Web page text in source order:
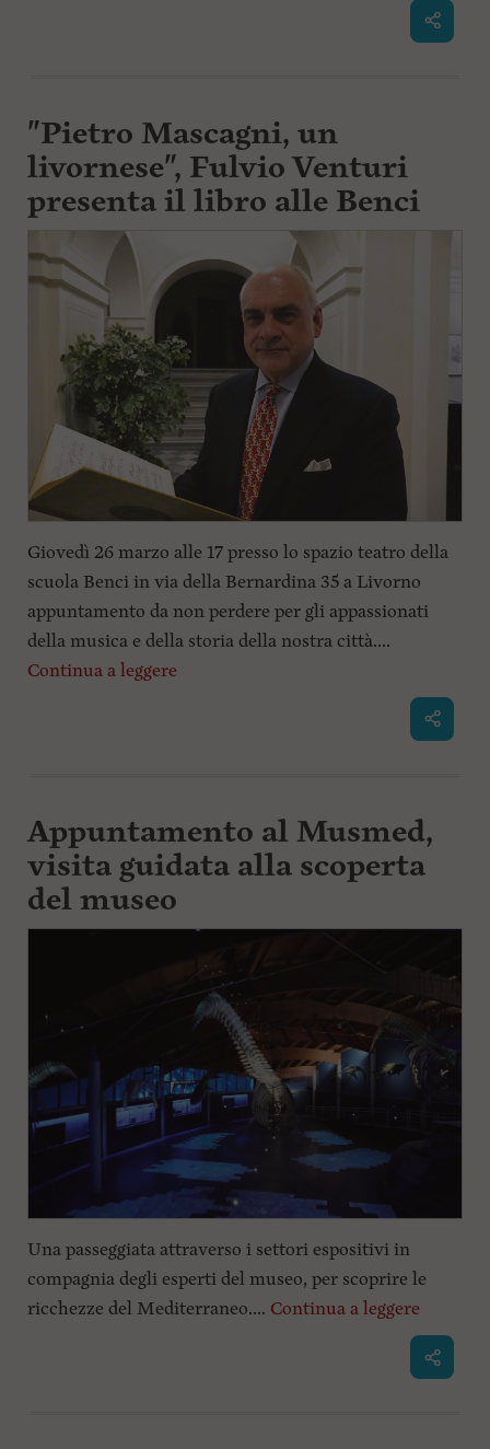
"Pietro Mascagni, un
livornese", Fulvio Venturi
presenta il libro alle Benci
Giovedì 26 marzo alle 17 presso lo spazio teatro della
scuola Benci in via della Bernardina 35 a Livorno
appuntamento da non perdere per gli appassionati
della musica e della storia della nostra città....
Continua a leggere
Appuntamento al Musmed,
visita guidata alla scoperta
del museo
Una passeggiata attraverso i settori espositivi in
compagnia degli esperti del museo, per scoprire le
ricchezze del Mediterraneo.... Continua a leggere